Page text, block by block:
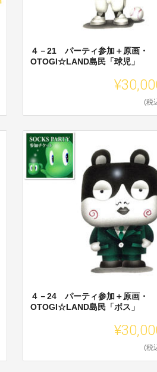
４－21 パーティ参加＋原画・
OTOGI☆LAND島民「球児」
(税
４－24 パーティ参加＋原画・
OTOGI☆LAND島民「ボス」
(税